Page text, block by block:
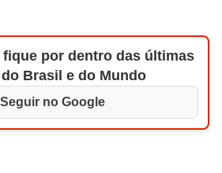
fique por dentro das últimas
Brasil e do Mundo
Seguir no Google